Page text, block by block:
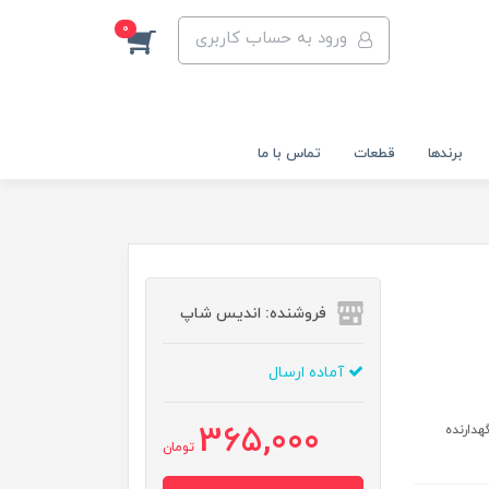
ورود به حساب کاربری 0
برندها قطعات تماس با ما
فروشنده: اندیس شاپ
آماده ارسال
365,000 تومان